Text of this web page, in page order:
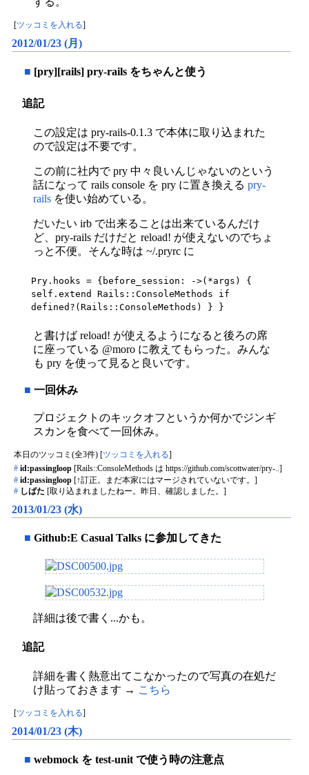
ツッコミを入れる
2012/01/23 (月)
■ [pry][rails] pry-rails をちゃんと使う
追記
この設定は pry-rails-0.1.3 で本体に取り込まれた
ので設定は不要です。
この前に社内で pry 中々良いんじゃないのという
話になって rails console を pry に置き換える pry-
rails を使い始めている。
だいたい irb で出来ることは出来ているんだけ
ど、pry-rails だけだと reload! が使えないのでちょ
っと不便。そんな時は ~/.pryrc に
Pry.hooks = {before_session: ->(*args) {
self.extend Rails::ConsoleMethods if
defined?(Rails::ConsoleMethods) } }
と書けば reload! が使えるようになると後ろの席
に座っている @moro に教えてもらった。みんな
も pry を使って見ると良いです。
■ 一回休み
プロジェクトのキックオフというか何かでジンギ
スカンを食べて一回休み。
本日のツッコミ(全3件) [ ツッコミを入れる
# id:passingloop [Rails::ConsoleMethods は https://github.com/scottwater/pry-..]
# id:passingloop [↑訂正。まだ本家にはマージされていないです。]
# しばた [取り込まれましたねー。昨日、確認しました。]
2013/01/23 (水)
■ Github:E Casual Talks に参加してきた
詳細は後で書く...かも。
追記
詳細を書く熱意出てこなかったので写真の在処だ
け貼っておきます → こちら
[ツッコミを入れる]
2014/01/23 (木)
■ webmock を test-unit で使う時の注意点